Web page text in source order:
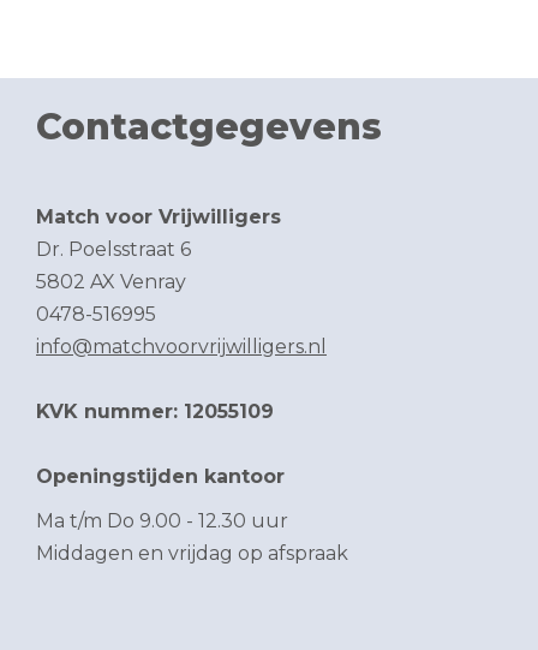
Contactgegevens
Match voor Vrijwilligers
Dr. Poelsstraat 6
5802 AX Venray
0478-516995
info@matchvoorvrijwilligers.nl
KVK nummer: 12055109
Openingstijden kantoor
Ma t/m Do 9.00 - 12.30 uur
Middagen en vrijdag op afspraak